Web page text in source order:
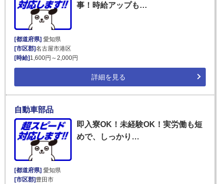
事！時給アップも…
[都道府県]愛知県
[市区郡]名古屋市港区
[時給]1,600円～2,000円
詳細を見る
自動車部品
即入寮OK！未経験OK！実労働も短
めで、しっかり…
[都道府県] 愛知県
[市区郡] 豊田市